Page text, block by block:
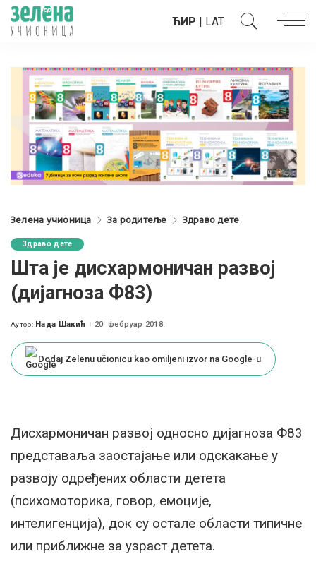
ЋИР | LAT
Зелена учионица За родитеље Здраво дете
Здраво дете
Шта је дисхармоничан развој
(дијагноза Ф83)
Posted
Аутор: Нада Шакић 20. фебруар 2018.
Dodaj Zelenu učionicu kao omiljeni izvor na Google-u
Дисхармоничан развој односно дијагноза Ф83
представаља заостајање или одскакање у
развоју одређених области детета
(психомоторика, говор, емоције,
интелигенција), док су остале области типичне
или приближне за узраст детета.